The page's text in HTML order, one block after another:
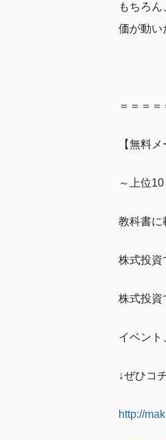
もちろ
価が動い
＝＝＝
【無料
～上位
教科書に
株式投資
株式投資
イベント
↓ぜひコ
http://